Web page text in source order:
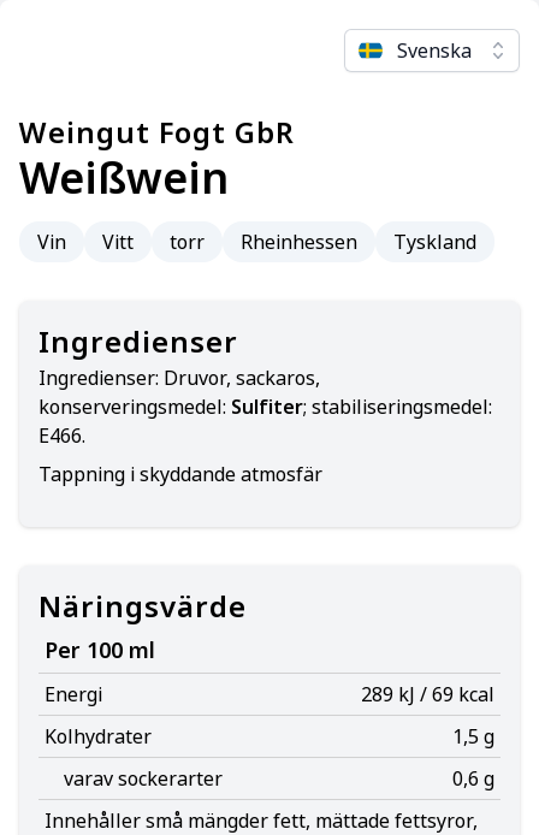
Svenska
Weingut Fogt GbR
Weißwein
Vin Vitt torr Rheinhessen Tyskland
Ingredienser
Ingredienser: Druvor, sackaros,
konserveringsmedel: Sulfiter; stabiliseringsmedel:
E466.
Tappning i skyddande atmosfär
Näringsvärde
Per 100 ml
Energi
289 kJ / 69 kcal
Kolhydrater
1,5 g
varav sockerarter
0,6 g
Innehåller små mängder fett, mättade fettsyror,